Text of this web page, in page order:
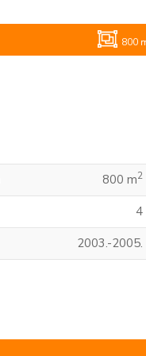
800
800 m2
4
2003.-2005.